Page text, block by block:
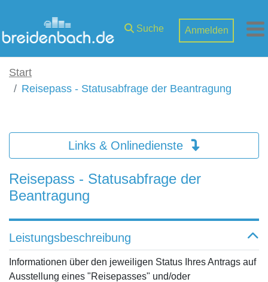
Suche Anmelden
Start
Reisepass - Statusabfrage der Beantragung
Links & Onlinedienste
Reisepass - Statusabfrage der
Beantragung
Leistungsbeschreibung
Informationen über den jeweiligen Status Ihres Antrags auf
Ausstellung eines "Reisepasses" und/oder